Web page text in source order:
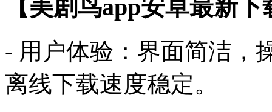
【美剧鸟app安卓最新
- 用户体验：界面简洁，
离线下载速度稳定。